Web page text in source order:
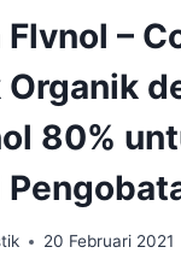
Flvnol –
Organik
80%
20 Februari 2021